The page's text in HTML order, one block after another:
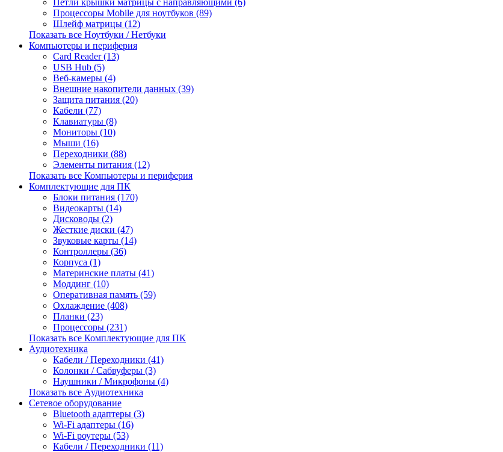
Петли крышки матрицы с направляющими (6)
Процессоры Mobile для ноутбуков (89)
Шлейф матрицы (12)
Показать все Ноутбуки / Нетбуки
Компьютеры и периферия
Card Reader (13)
USB Hub (5)
Веб-камеры (4)
Внешние накопители данных (39)
Защита питания (20)
Кабели (77)
Клавиатуры (8)
Мониторы (10)
Мыши (16)
Переходники (88)
Элементы питания (12)
Показать все Компьютеры и периферия
Комплектующие для ПК
Блоки питания (170)
Видеокарты (14)
Дисководы (2)
Жесткие диски (47)
Звуковые карты (14)
Контроллеры (36)
Корпуса (1)
Материнские платы (41)
Моддинг (10)
Оперативная память (59)
Охлаждение (408)
Планки (23)
Процессоры (231)
Показать все Комплектующие для ПК
Аудиотехника
Кабели / Переходники (41)
Колонки / Сабвуферы (3)
Наушники / Микрофоны (4)
Показать все Аудиотехника
Сетевое оборудование
Bluetooth адаптеры (3)
Wi-Fi адаптеры (16)
Wi-Fi роутеры (53)
Кабели / Переходники (11)